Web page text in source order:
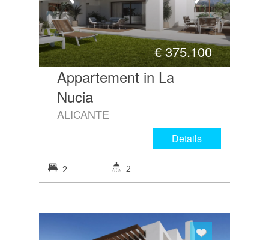
€375.100
Appartement in La
Nucia
ALICANTE
Details
2 2